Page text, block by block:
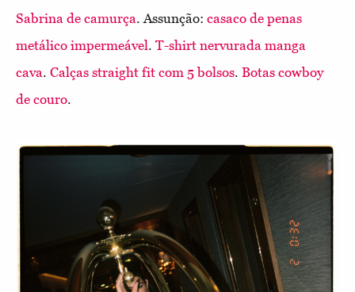
Sabrina de camurça. Assunção: casaco de penas
metálico impermeável. T-shirt nervurada manga
cava. Calças straight fit com 5 bolsos. Botas cowboy
de couro.